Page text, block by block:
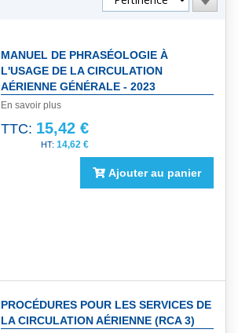
ordre
MANUEL DE PHRASÉOLOGIE À
L'USAGE DE LA CIRCULATION
AÉRIENNE GÉNÉRALE - 2023
En savoir plus
TTC: 15,42 €
14,62 €
Ajouter au panier
PROCÉDURES POUR LES SERVICES DE
LA CIRCULATION AÉRIENNE (RCA 3)